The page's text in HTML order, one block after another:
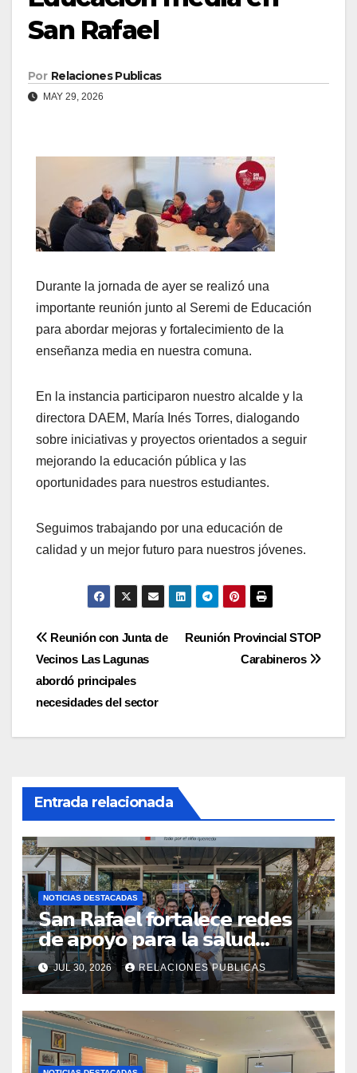
San Rafael
Por Relaciones Publicas
MAY 29, 2026
Durante la jornada de ayer se realizó una
importante reunión junto al Seremi de Educación
para abordar mejoras y fortalecimiento de la
enseñanza media en nuestra comuna.
En la instancia participaron nuestro alcalde y la
directora DAEM, María Inés Torres, dialogando
sobre iniciativas y proyectos orientados a seguir
mejorando la educación pública y las
oportunidades para nuestros estudiantes.
Seguimos trabajando por una educación de
calidad y un mejor futuro para nuestros jóvenes.
Navegación
de
entradas
Reunión Provincial STOP
Carabineros
Reunión con Junta de
Vecinos Las Lagunas
abordó principales
necesidades del sector
Entrada relacionada
NOTICIAS DESTACADAS
𝗦𝗮𝗻 𝗥𝗮𝗳𝗮𝗲𝗹 𝗳𝗼𝗿𝘁𝗮𝗹𝗲𝗰𝗲 𝗿𝗲𝗱𝗲𝘀
𝗱𝗲 𝗮𝗽𝗼𝘆𝗼 𝗽𝗮𝗿𝗮 𝗹𝗮 𝘀𝗮𝗹𝘂𝗱
𝗶𝗻𝗳𝗮𝗻𝘁𝗶𝗹 𝗰𝗼𝗻 𝘃𝗶𝘀𝗶𝘁𝗮 𝗮
𝗖𝗢𝗔𝗡𝗜𝗤𝗨𝗘𝗠
JUL 30, 2026 RELACIONES PUBLICAS